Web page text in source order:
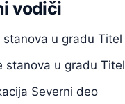
vodiči
stanova u gradu Titel
stanova u gradu Titel
Severni deo